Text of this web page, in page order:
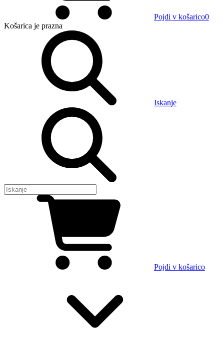
Pojdi v košarico0
Košarica je prazna
Iskanje
Pojdi v košarico